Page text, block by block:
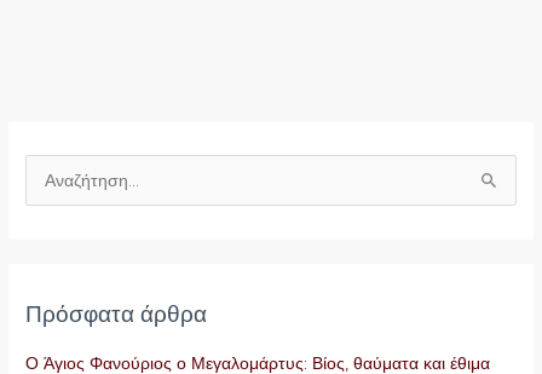
Πρόσφατα άρθρα
Ο Άγιος Φανούριος ο Μεγαλομάρτυς: Βίος, θαύματα και έθιμα